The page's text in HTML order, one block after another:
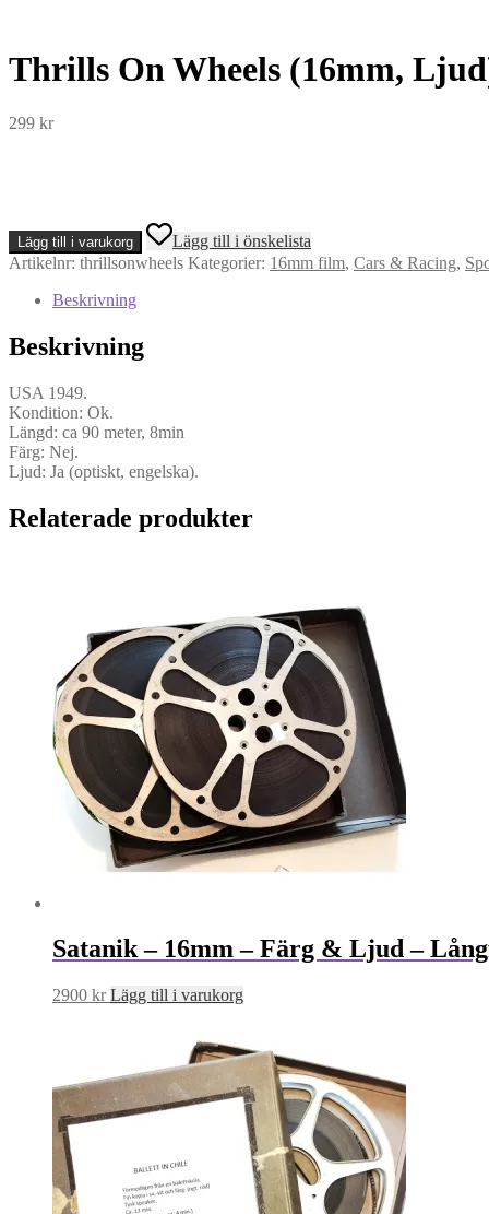
Thrills On Wheels (16mm,
299 kr
Thrills
On
Wheels
Ljud)
Lägg till i varukorg
Lägg till i önskelista
Artikelnr: thrillsonwheels Kategorier: 16mm film, Cars & Racing,
Beskrivning
Beskrivning
USA 1949.
Kondition: Ok.
Längd: ca 90 meter, 8min
Färg: Nej.
Ljud: Ja (optiskt, engelska).
Relaterade produkter
Satanik – 16mm – Färg & Ljud –
2900 kr Lägg till i varukorg